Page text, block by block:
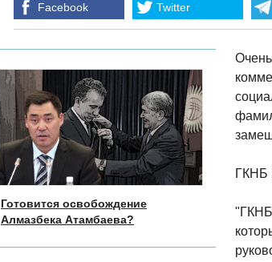
Facebook Twitter
Готовится освобождение
Алмазбека Атамбаева?
ГКНБ
"ГКНБ